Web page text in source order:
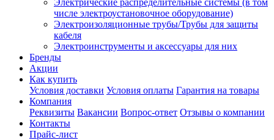
Электрические распределительные системы (в том
числе электроустановочное оборудование)
Электроизоляционные трубы/Трубы для защиты
кабеля
Электроинструменты и аксессуары для них
Бренды
Акции
Как купить
Условия доставки Условия оплаты Гарантия на товары
Компания
Реквизиты Вакансии Вопрос-ответ Отзывы о компании
Контакты
Прайс-лист